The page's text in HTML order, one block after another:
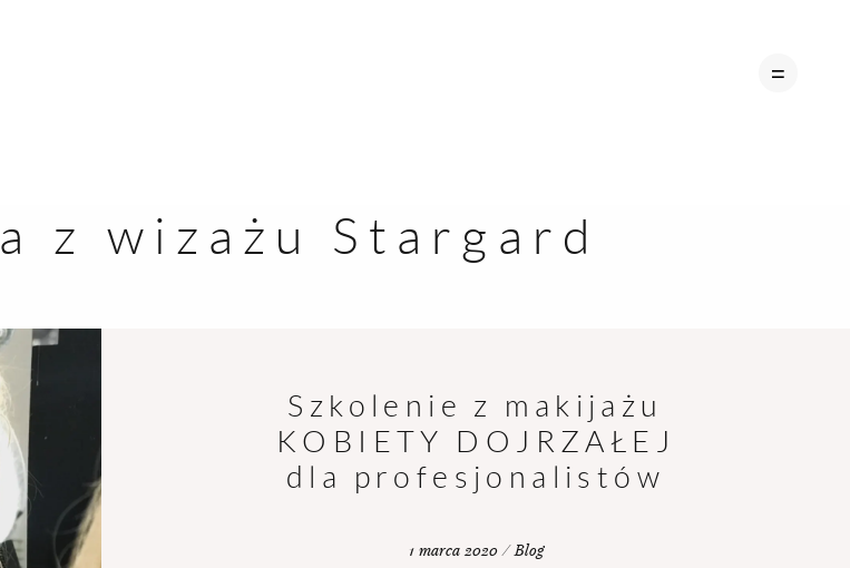
STRONA GŁÓWNA
OFERTA
BLOG
z wizażu Stargard
Szkolenie z makijażu
KOBIETY DOJRZAŁEJ
dla profesjonalistów
1 marca 2020 / Blog